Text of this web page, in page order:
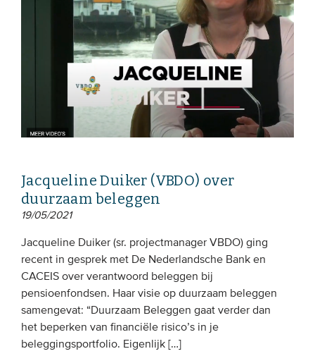
Jacqueline Duiker (VBDO) over
duurzaam beleggen
19/05/2021
Jacqueline Duiker (sr. projectmanager VBDO) ging
recent in gesprek met De Nederlandsche Bank en
CACEIS over verantwoord beleggen bij
pensioenfondsen. Haar visie op duurzaam beleggen
samengevat: “Duurzaam Beleggen gaat verder dan
het beperken van financiële risico’s in je
beleggingsportfolio. Eigenlijk […]